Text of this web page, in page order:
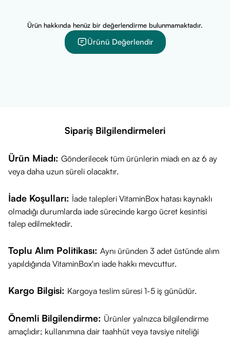
gerekmektedir.
tedavi edilmesi amacıyla kullanılmaz.
doktorunuza danışınız.
Tavsiye edilen günlük kullanım miktarını aşmayınız.
Ürün hakkında henüz bir değerlendirme bulunmamaktadır.
Ürünü Değerlendir
Sipariş Bilgilendirmeleri
Ürün Miadı: Gönderilecek tüm ürünlerin miadı en az 6 ay
veya daha uzun süreli olacaktır.
İade Koşulları: İade talepleri VitaminBox hatası kaynaklı
olmadığı durumlarda iade sürecinde kargo ücret kesintisi
talep edilmektedir.
Toplu Alım Politikası: Aynı üründen 3 adet üstünde alım
yapıldığında VitaminBox'ın iade hakkı mevcuttur.
Kargo Bilgisi: Kargoya teslim süresi 1-5 iş günüdür.
Önemli Bilgilendirme: Ürünler yalnızca bilgilendirme
amaçlıdır; kullanımına dair taahhüt veya tavsiye niteliği